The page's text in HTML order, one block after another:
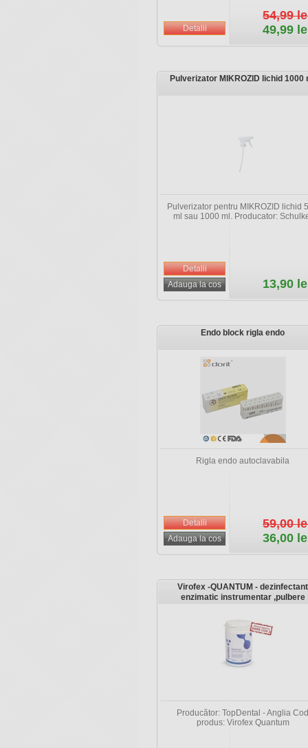
54,99
49,99
Pulverizator MIKROZID lichid 1000
Pulverizator pentru MIKROZID lichid
ml sau 1000 ml. Producator:
13,90
Endo block rigla endo
Rigla endo autoclavabila
59,00
36,00
Virofex -QUANTUM - dezinfectant
enzimatic instrumentar ,pulbere
Producător: TopDental - Anglia Cod
produs: Virofex Quantum